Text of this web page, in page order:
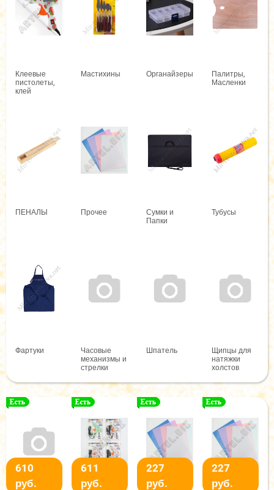
Клеевые
пистолеты,
клей
Мастихины Органайзеры
Палитры,
Масленки
ПЕНАЛЫ Прочее
Сумки и
Папки
Тубусы
Фартуки
Часовые
механизмы и
стрелки
Шпатель
Щипцы для
натяжки
холстов
610
руб.
611
руб.
227
руб.
227
руб.